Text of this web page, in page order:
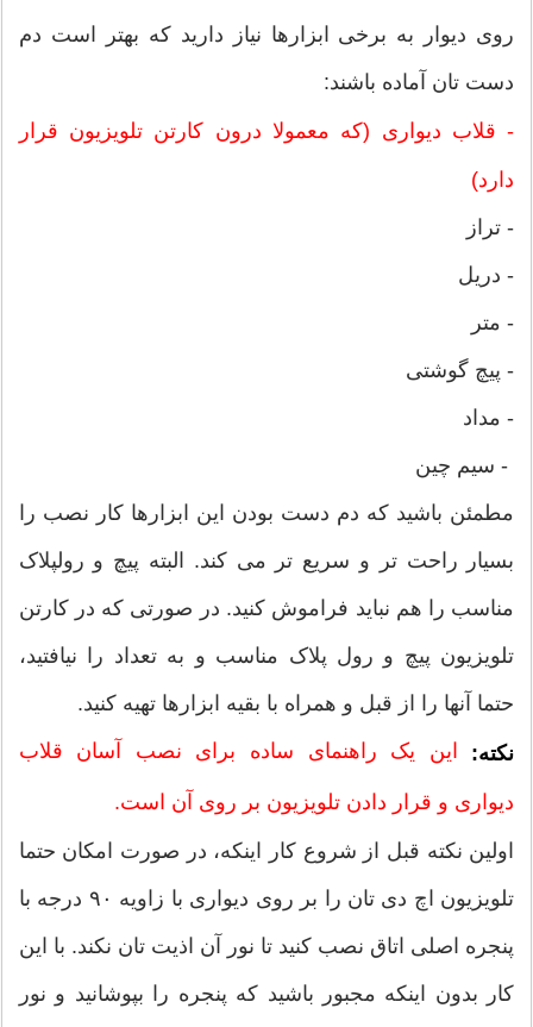
روی دیوار به برخی ابزارها نیاز دارید که بهتر است دم
دست تان آماده باشند:
-‬ قلاب دیواری (که معمولا درون کارتن تلویزیون قرار
دارد)
‫-‬ تراز
‫-‬ دریل
‫-‬ متر
‫-‬ پیچ گوشتی
‫-‬ مداد
‫ - سیم چین
مطمئن باشید که دم دست بودن این ابزارها کار نصب را
بسیار راحت تر و سریع تر می کند. البته پیچ و رولپلاک
مناسب را هم نباید فراموش کنید. در صورتی که در کارتن
تلویزیون پیچ و رول پلاک مناسب و به تعداد را نیافتید،
حتما آنها را از قبل و همراه با بقیه ابزارها تهیه کنید.
نکته: این یک راهنمای ساده برای نصب آسان قلاب
دیواری و قرار دادن تلویزیون بر روی آن است.
اولین نکته قبل از شروع کار اینکه، در صورت امکان حتما
تلویزیون اچ دی تان را بر روی دیواری با زاویه ۹۰ درجه با
پنجره اصلی اتاق نصب کنید تا نور آن اذیت تان نکند. با این
کار بدون اینکه مجبور باشید که پنجره را بپوشانید و نور